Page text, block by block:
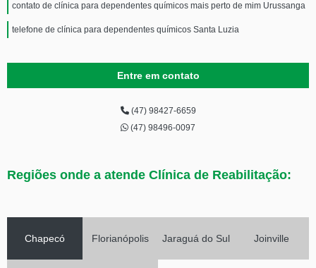
contato de clínica para dependentes químicos mais perto de mim Urussanga
telefone de clínica para dependentes químicos Santa Luzia
Entre em contato
(47) 98427-6659
(47) 98496-0097
Regiões onde a atende Clínica de Reabilitação:
Chapecó Florianópolis Jaraguá do Sul Joinville